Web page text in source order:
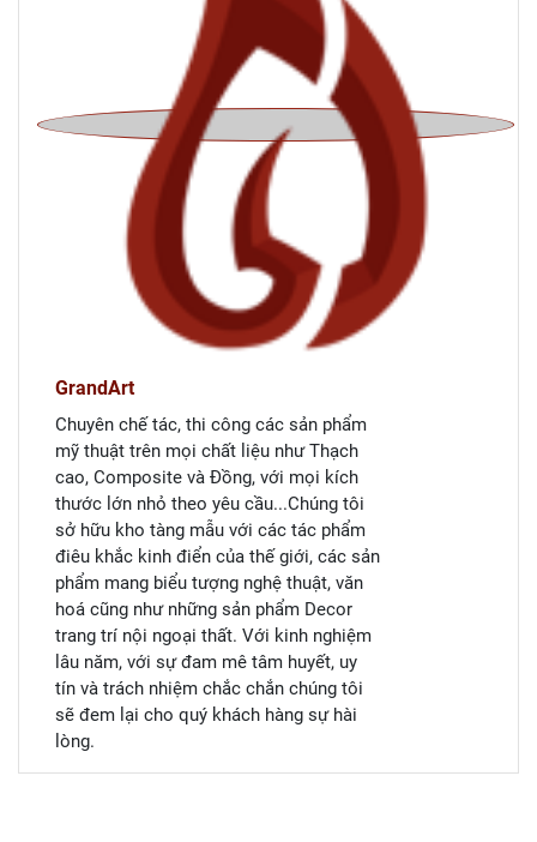
GrandArt
Chuyên chế tác, thi công các sản phẩm
mỹ thuật trên mọi chất liệu như Thạch
cao, Composite và Đồng, với mọi kích
thước lớn nhỏ theo yêu cầu...Chúng tôi
sở hữu kho tàng mẫu với các tác phẩm
điêu khắc kinh điển của thế giới, các sản
phẩm mang biểu tượng nghệ thuật, văn
hoá cũng như những sản phẩm Decor
trang trí nội ngoại thất. Với kinh nghiệm
lâu năm, với sự đam mê tâm huyết, uy
tín và trách nhiệm chắc chắn chúng tôi
sẽ đem lại cho quý khách hàng sự hài
lòng.